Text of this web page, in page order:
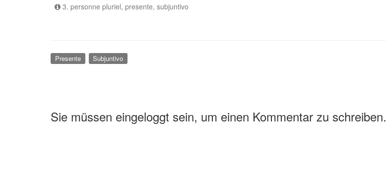
3. personne pluriel, presente, subjuntivo
Presente Subjuntivo
Sie müssen eingeloggt sein, um einen Kommentar zu schreiben.